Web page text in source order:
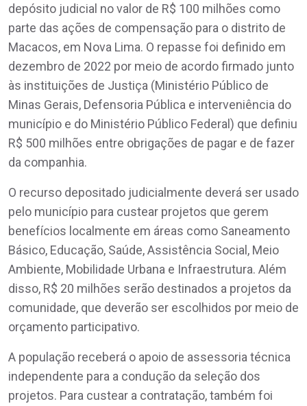
depósito judicial no valor de R$ 100 milhões como
parte das ações de compensação para o distrito de
Macacos, em Nova Lima. O repasse foi definido em
dezembro de 2022 por meio de acordo firmado junto
às instituições de Justiça (Ministério Público de
Minas Gerais, Defensoria Pública e interveniência do
município e do Ministério Público Federal) que definiu
R$ 500 milhões entre obrigações de pagar e de fazer
da companhia.
O recurso depositado judicialmente deverá ser usado
pelo município para custear projetos que gerem
benefícios localmente em áreas como Saneamento
Básico, Educação, Saúde, Assistência Social, Meio
Ambiente, Mobilidade Urbana e Infraestrutura. Além
disso, R$ 20 milhões serão destinados a projetos da
comunidade, que deverão ser escolhidos por meio de
orçamento participativo.
A população receberá o apoio de assessoria técnica
independente para a condução da seleção dos
projetos. Para custear a contratação, também foi